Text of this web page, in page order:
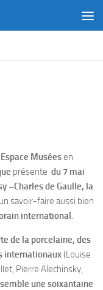
Muséesen
présente du 7 mai
–Charles de Gaulle, la
un savoir-faire aussi bien
international.
de la porcelaine, des
internationaux(Louise
Pierre Alechinsky,
une soixantaine